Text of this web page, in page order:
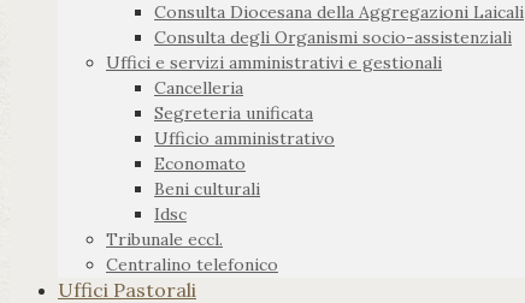
Consulta Diocesana della Aggregazioni Laicali
Consulta degli Organismi socio-assistenziali
Uffici e servizi amministrativi e gestionali
Cancelleria
Segreteria unificata
Ufficio amministrativo
Economato
Beni culturali
Idsc
Tribunale eccl.
Centralino telefonico
Uffici Pastorali